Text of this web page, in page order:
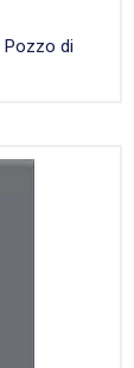
Pozzo di